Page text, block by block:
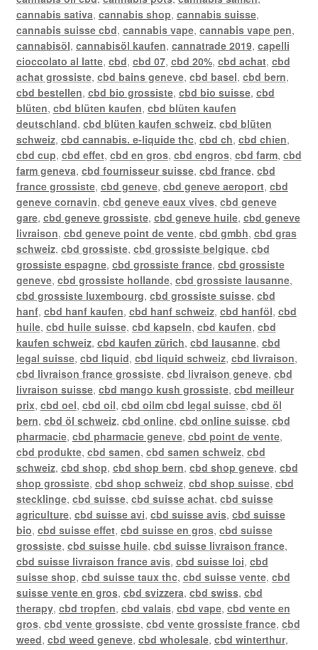
cannabis sativa, cannabis shop, cannabis suisse,
cannabis suisse cbd, cannabis vape, cannabis vape pen,
cannabisöl, cannabisöl kaufen, cannatrade 2019, capelli
cioccolato al latte, cbd, cbd 07, cbd 20%, cbd achat, cbd
achat grossiste, cbd bains geneve, cbd basel, cbd bern,
cbd bestellen, cbd bio grossiste, cbd bio suisse, cbd
blüten, cbd blüten kaufen, cbd blüten kaufen
deutschland, cbd blüten kaufen schweiz, cbd blüten
schweiz, cbd cannabis. e-liquide thc, cbd ch, cbd chien,
cbd cup, cbd effet, cbd en gros, cbd engros, cbd farm, cbd
farm geneva, cbd fournisseur suisse, cbd france, cbd
france grossiste, cbd geneve, cbd geneve aeroport, cbd
geneve cornavin, cbd geneve eaux vives, cbd geneve
gare, cbd geneve grossiste, cbd geneve huile, cbd geneve
livraison, cbd geneve point de vente, cbd gmbh, cbd gras
schweiz, cbd grossiste, cbd grossiste belgique, cbd
grossiste espagne, cbd grossiste france, cbd grossiste
geneve, cbd grossiste hollande, cbd grossiste lausanne,
cbd grossiste luxembourg, cbd grossiste suisse, cbd
hanf, cbd hanf kaufen, cbd hanf schweiz, cbd hanföl, cbd
huile, cbd huile suisse, cbd kapseln, cbd kaufen, cbd
kaufen schweiz, cbd kaufen zürich, cbd lausanne, cbd
legal suisse, cbd liquid, cbd liquid schweiz, cbd livraison,
cbd livraison france grossiste, cbd livraison geneve, cbd
livraison suisse, cbd mango kush grossiste, cbd meilleur
prix, cbd oel, cbd oil, cbd oilm cbd legal suisse, cbd öl
bern, cbd öl schweiz, cbd online, cbd online suisse, cbd
pharmacie, cbd pharmacie geneve, cbd point de vente,
cbd produkte, cbd samen, cbd samen schweiz, cbd
schweiz, cbd shop, cbd shop bern, cbd shop geneve, cbd
shop grossiste, cbd shop schweiz, cbd shop suisse, cbd
stecklinge, cbd suisse, cbd suisse achat, cbd suisse
agriculture, cbd suisse avi, cbd suisse avis, cbd suisse
bio, cbd suisse effet, cbd suisse en gros, cbd suisse
grossiste, cbd suisse huile, cbd suisse livraison france,
cbd suisse livraison france avis, cbd suisse loi, cbd
suisse shop, cbd suisse taux thc, cbd suisse vente, cbd
suisse vente en gros, cbd svizzera, cbd swiss, cbd
therapy, cbd tropfen, cbd valais, cbd vape, cbd vente en
gros, cbd vente grossiste, cbd vente grossiste france, cbd
weed, cbd weed geneve, cbd wholesale, cbd winterthur,